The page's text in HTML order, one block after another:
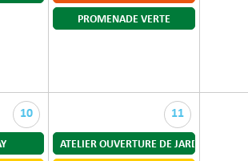
PROMENADE VERTE
10 11
ATELIER OUVERTURE DE JARDIN